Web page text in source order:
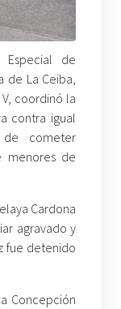
Especial de
La Ceiba,
coordinó la
contra igual
de cometer
menores de
Cardona
agravado y
fue detenido
Concepción